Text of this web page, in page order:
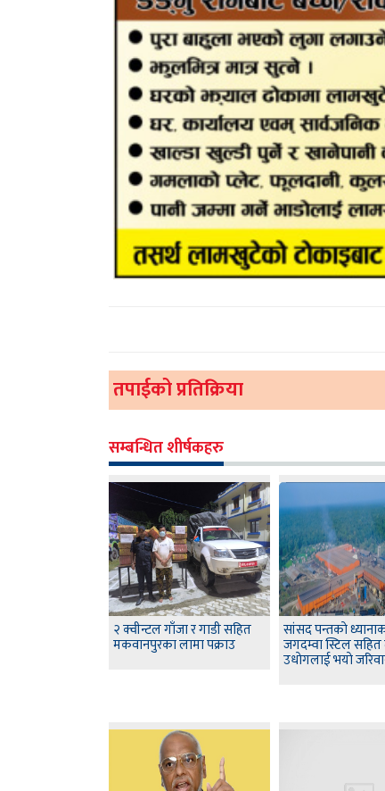
तपाईको प्रतिक्रिया
सम्बन्धित शीर्षकहरु
२ क्वीन्टल गाँजा र गाडी सहित
मकवानपुरका लामा पक्राउ
सांसद पन्तकाे
जगदम्वा स्टिल
उधाेगलाई भयाे